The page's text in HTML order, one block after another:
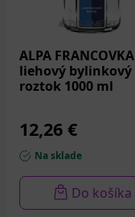
ALPA FRANCOVKA
liehový bylinkový
roztok 1000 ml
12,26 €
Na sklade
Do košíka